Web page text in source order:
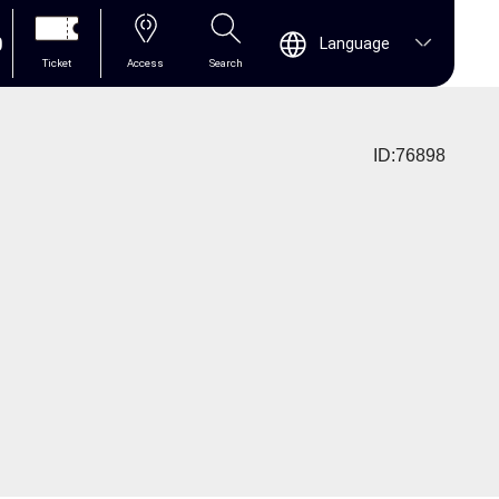
Ticket Access Search
Language
ID:76898